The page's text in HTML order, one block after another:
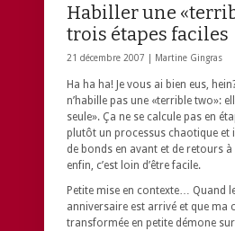
Habiller une
trois étapes faciles
21 décembre 2007 | Martine Gingras
Ha ha ha! Je vous ai bien eus,
n’habille pas une «terrible two»:
seule». Ça ne se calcule pas en
plutôt un processus chaotique et
de bonds en avant et de retours à
enfin, c’est loin d’être facile.
Petite mise en contexte… Quand
anniversaire est arrivé et que ma
transformée en petite démone